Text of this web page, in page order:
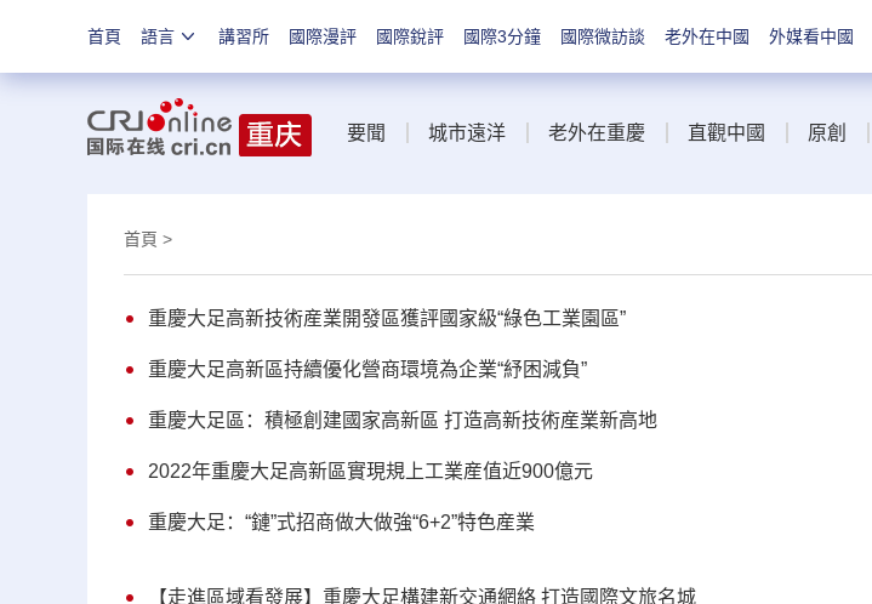
首頁 語言 講習所 國際漫評 國際銳評 國際3分鐘 國際微訪談 老外在中國 外媒看中國
要聞 城市遠洋 老外在重慶 直觀中國 原創
首頁 >
重慶大足高新技術産業開發區獲評國家級“綠色工業園區”
重慶大足高新區持續優化營商環境為企業“紓困減負”
重慶大足區：積極創建國家高新區 打造高新技術産業新高地
2022年重慶大足高新區實現規上工業産值近900億元
重慶大足：“鏈”式招商做大做強“6+2”特色産業
【走進區域看發展】重慶大足構建新交通網絡 打造國際文旅名城